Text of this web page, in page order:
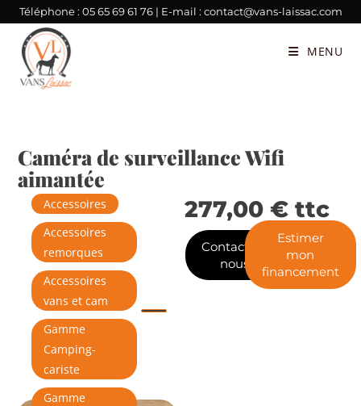
Téléphone : 05 65 69 61 76| E-mail : contact@vans-laissac.com
MENU
Caméra de surveillance Wifi
aimantée
Accessoires
Accessoires
remorques
Accessoires
vans et cam
Gamme
Camping-
cariste
Gamme
277,00 €ttc
Contactez-
nous
Estimer
mon
financement